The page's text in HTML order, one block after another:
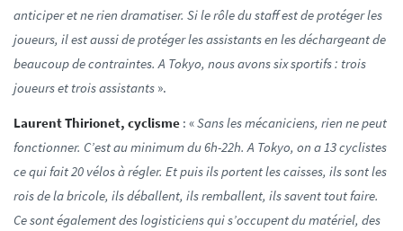
anticiper et ne rien dramatiser. Si le rôle du staff est de protéger les
joueurs, il est aussi de protéger les assistants en les déchargeant de
beaucoup de contraintes. A Tokyo, nous avons six sportifs : trois
joueurs et trois assistants ».
Laurent Thirionet, cyclisme : «Sans les mécaniciens, rien ne peut
fonctionner. C’est au minimum du 6h-22h. A Tokyo, on a 13 cyclistes
ce qui fait 20 vélos à régler. Et puis ils portent les caisses, ils sont les
rois de la bricole, ils déballent, ils remballent, ils savent tout faire.
Ce sont également des logisticiens qui s’occupent du matériel, des